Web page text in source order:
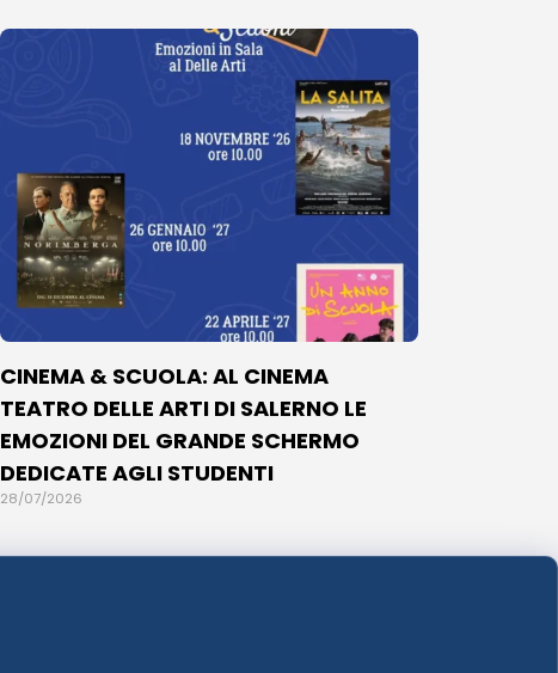
CINEMA & SCUOLA: AL CINEMA
TEATRO DELLE ARTI DI SALERNO LE
EMOZIONI DEL GRANDE SCHERMO
DEDICATE AGLI STUDENTI
28/07/2026